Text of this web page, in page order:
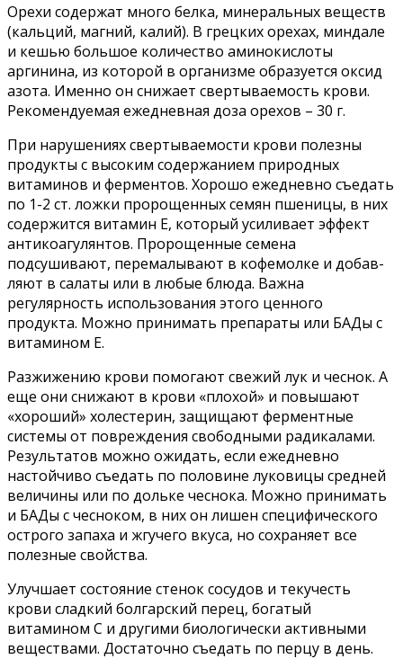
Орехи содержат много белка, минеральных веществ
(кальций, маг­ний, калий). В грецких орехах, мин­дале
и кешью большое количество аминокислоты
аргинина, из которой в организме образуется оксид
азота. Именно он снижает свертываемость крови.
Рекомендуемая ежедневная доза орехов – 30 г.
При нарушениях свертывае­мости крови полезны
продукты с высоким содержанием природных
витаминов и ферментов. Хорошо ежедневно съедать
по 1-2 ст. ложки пророщенных семян пшеницы, в них
содержится витамин Е, который усиливает эффект
антикоагулянтов. Пророщенные семена
подсушивают, перемалывают в кофемолке и добав­
ляют в салаты или в любые блюда. Важна
регулярность использования этого ценного
продукта. Можно принимать препараты или БАДы с
витамином Е.
Разжижению крови помогают све­жий лук и чеснок. А
еще они сни­жают в крови «плохой» и повышают
«хороший» холестерин, защищают ферментные
системы от повреж­дения свободными радикалами.
Результатов можно ожидать, если ежедневно
настойчиво съедать по половине луковицы средней
вели­чины или по дольке чеснока. Можно принимать
и БАДы с чесноком, в них он лишен специфического
острого запаха и жгучего вкуса, но сохраняет все
полезные свойства.
Улучшает состояние стенок сосу­дов и текучесть
крови сладкий бол­гарский перец, богатый
витамином С и другими биологически активными
веществами. Достаточно съедать по перцу в день.